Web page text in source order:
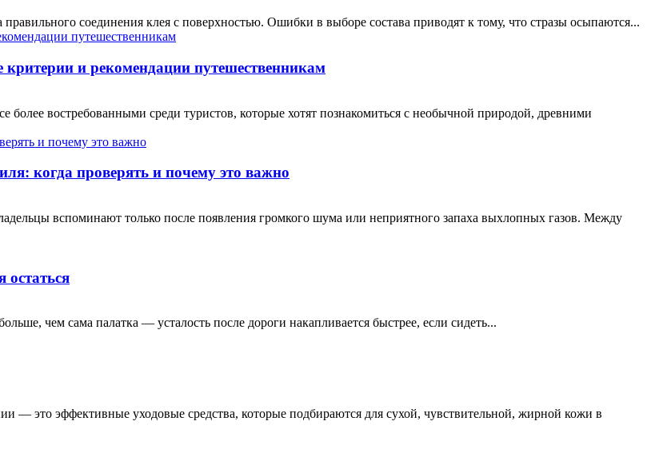
правильного соединения клея с поверхностью. Ошибки в выборе состава приводят к тому, что стразы осыпаются...
и рекомендации путешественникам
востребованными среди туристов, которые хотят познакомиться с необычной природой, древними
когда проверять и почему это важно
вспоминают только после появления громкого шума или неприятного запаха выхлопных газов. Между
остаться
чем сама палатка — усталость после дороги накапливается быстрее, если сидеть...
— это эффективные уходовые средства, которые подбираются для сухой, чувствительной, жирной кожи в